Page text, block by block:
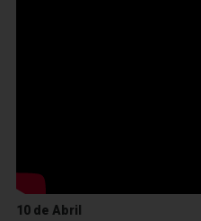
10 de Abril